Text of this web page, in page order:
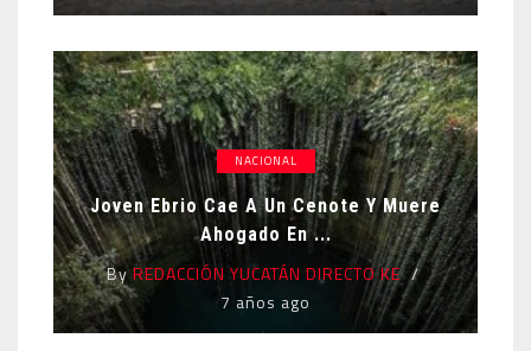
NACIONAL
Joven Ebrio Cae A Un Cenote Y Muere
Ahogado En ...
ByREDACCIÓN YUCATÁN DIRECTO KE
7 años ago